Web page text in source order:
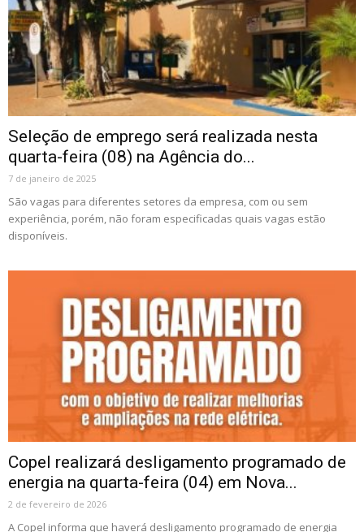
Seleção de emprego será realizada nesta
quarta-feira (08) na Agência do...
7 de janeiro de 2025
São vagas para diferentes setores da empresa, com ou sem
experiência, porém, não foram especificadas quais vagas estão
disponíveis.
Copel realizará desligamento programado de
energia na quarta-feira (04) em Nova...
2 de fevereiro de 2026
A Copel informa que haverá desligamento programado de energia